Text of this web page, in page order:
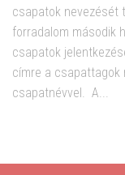
csapatok nevezését
forradalom második
csapatok
címre a csapattagok
csapatnévvel. A...